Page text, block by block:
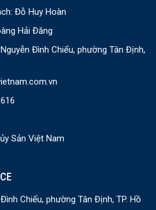
Đỗ Huy Hoàn
Hải Đăng
Đình Chiểu, phường Tân Định,
Sản Việt Nam
Chiểu, phường Tân Định, TP. Hồ